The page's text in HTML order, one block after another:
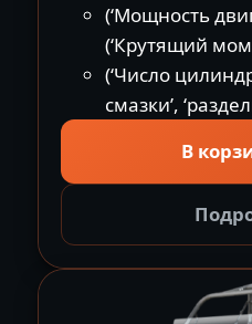
(‘Мощность
(‘Крутящий
(‘Число
смазки’,
В